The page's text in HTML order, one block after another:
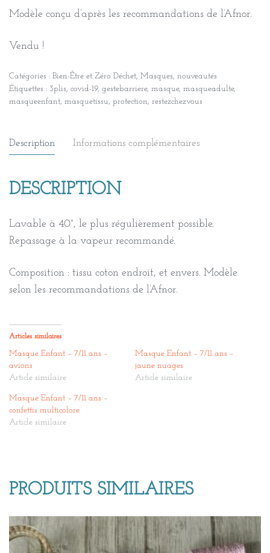
Modèle conçu d’après les recommandations de l’Afnor.
Vendu !
Catégories : Bien-Être et Zéro Déchet, Masques, nouveautés
Étiquettes : 3plis, covid-19, gestebarriere, masque, masqueadulte,
masqueenfant, masquetissu, protection, restezchezvous
Description Informations complémentaires
DESCRIPTION
Lavable à 40°, le plus régulièrement possible.
Repassage à la vapeur recommandé.
Composition : tissu coton endroit, et envers. Modèle
selon les recommandations de l’Afnor.
Articles similaires
Masque Enfant – 7/11 ans –
avions
Article similaire
Masque Enfant – 7/11 ans –
jaune nuages
Article similaire
Masque Enfant – 7/11 ans –
confettis multicolore
Article similaire
PRODUITS SIMILAIRES